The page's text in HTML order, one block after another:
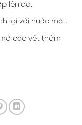
lên da.
lại với nước mát.
các vết thâm